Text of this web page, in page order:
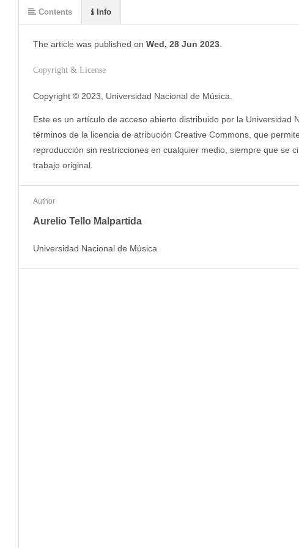
The article was published on Wed, 28 Jun 2023
Copyright & License
Copyright © 2023, Universidad Nacional de Música.
Este es un artículo de acceso abierto distribuido por la Universidad
términos de la licencia de atribución Creative Commons, que
reproducción sin restricciones en cualquier medio, siempre que se
trabajo original.
Author
Aurelio Tello Malpartida
Universidad Nacional de Música
Contents Info